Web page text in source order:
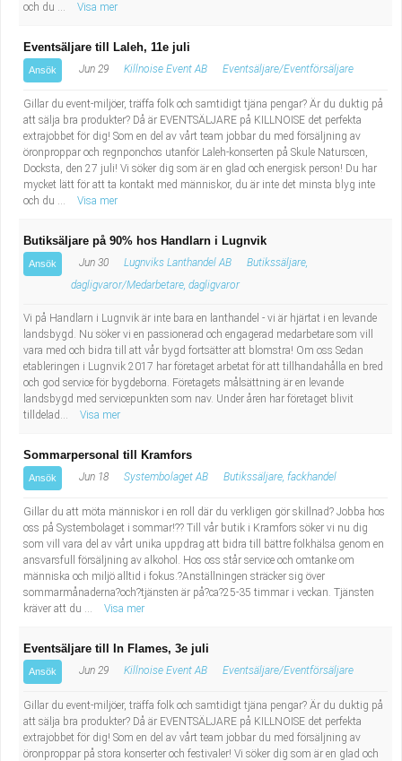
och du ...
Visa mer
Eventsäljare till Laleh, 11e juli
Ansök Jun 29 Killnoise Event AB Eventsäljare/Eventförsäljare
Gillar du event-miljöer, träffa folk och samtidigt tjäna pengar? Är du duktig på
att sälja bra produkter? Då är EVENTSÄLJARE på KILLNOISE det perfekta
extrajobbet för dig! Som en del av vårt team jobbar du med försäljning av
öronproppar och regnponchos utanför Laleh-konserten på Skule Naturscen,
Docksta, den 27 juli! Vi söker dig som är en glad och energisk person! Du har
mycket lätt för att ta kontakt med människor, du är inte det minsta blyg inte
och du ...
Visa mer
Butiksäljare på 90% hos Handlarn i Lugnvik
Ansök Jun 30 Lugnviks Lanthandel AB
Butikssäljare,
dagligvaror/Medarbetare, dagligvaror
Vi på Handlarn i Lugnvik är inte bara en lanthandel - vi är hjärtat i en levande
landsbygd. Nu söker vi en passionerad och engagerad medarbetare som vill
vara med och bidra till att vår bygd fortsätter att blomstra! Om oss Sedan
etableringen i Lugnvik 2017 har företaget arbetat för att tillhandahålla en bred
och god service för bygdeborna. Företagets målsättning är en levande
landsbygd med servicepunkten som nav. Under åren har företaget blivit
tilldelad...
Visa mer
Sommarpersonal till Kramfors
Ansök Jun 18 Systembolaget AB Butikssäljare, fackhandel
Gillar du att möta människor i en roll där du verkligen gör skillnad? Jobba hos
oss på Systembolaget i sommar!?? Till vår butik i Kramfors söker vi nu dig
som vill vara del av vårt unika uppdrag att bidra till bättre folkhälsa genom en
ansvarsfull försäljning av alkohol. Hos oss står service och omtanke om
människa och miljö alltid i fokus.?Anställningen sträcker sig över
sommarmånaderna?och?tjänsten är på?ca?25-35 timmar i veckan. Tjänsten
kräver att du ...
Visa mer
Eventsäljare till In Flames, 3e juli
Ansök Jun 29 Killnoise Event AB Eventsäljare/Eventförsäljare
Gillar du event-miljöer, träffa folk och samtidigt tjäna pengar? Är du duktig på
att sälja bra produkter? Då är EVENTSÄLJARE på KILLNOISE det perfekta
extrajobbet för dig! Som en del av vårt team jobbar du med försäljning av
öronproppar på stora konserter och festivaler! Vi söker dig som är en glad och